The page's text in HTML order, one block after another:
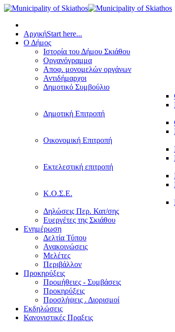
ΑρχικήStart here...
Ο Δήμος
Ιστορία του Δήμου Σκιάθου
Οργανόγραμμα
Αποφ. μονομελών οργάνων
Αντιδήμαρχοι
Δημοτικό Συμβούλιο
Δημοτική Επιτροπή
Οικονομική Επιτροπή
Εκτελεστική επιτροπή
Κ.Ο.Σ.Ε.
Δηλώσεις Περ. Κατ/σης
Ευεργέτες της Σκιάθου
Ενημέρωση
Δελτία Τύπου
Ανακοινώσεις
Μελέτες
Περιβάλλον
Προκηρύξεις
Προμήθειες - Συμβάσεις
Προκηρύξεις
Προσλήψεις . Διορισμοί
Εκδηλώσεις
Κανονιστικές Πραξεις